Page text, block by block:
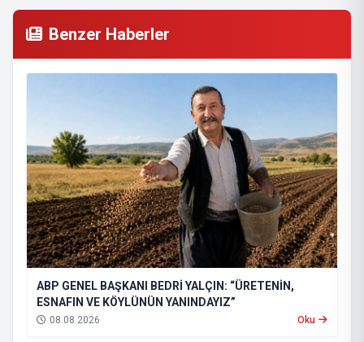
Benzer Haberler
ABP GENEL BAŞKANI BEDRİ YALÇIN: “ÜRETENİN,
ESNAFIN VE KÖYLÜNÜN YANINDAYIZ”
08.08.2026 Oku